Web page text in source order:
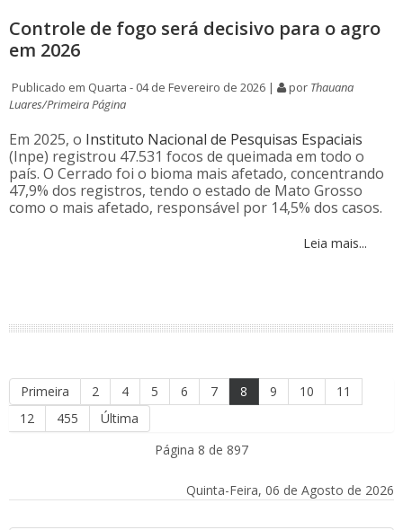
Controle de fogo será decisivo para o agro
em 2026
Publicado em Quarta - 04 de Fevereiro de 2026 | por Thauana
Luares/Primeira Página
Em 2025, o Instituto Nacional de Pesquisas Espaciais
(Inpe) registrou 47.531 focos de queimada em todo o
país. O Cerrado foi o bioma mais afetado, concentrando
47,9% dos registros, tendo o estado de Mato Grosso
como o mais afetado, responsável por 14,5% dos casos.
Leia mais...
Primeira 2 4 5 6 7 8 9 10
11
12
455
Última
Página 8 de 897
Quinta-Feira, 06 de Agosto de 2026